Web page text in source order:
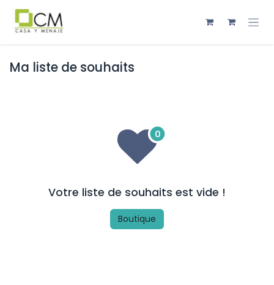
Ma liste de souhaits
Votre liste de souhaits est vide !
Boutique